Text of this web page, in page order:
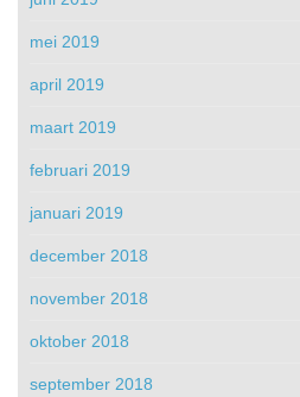
mei 2019
april 2019
maart 2019
februari 2019
januari 2019
december 2018
november 2018
oktober 2018
september 2018